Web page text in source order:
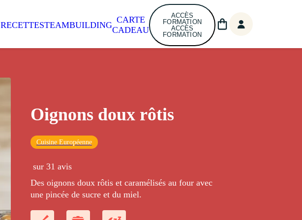
RECETTESTEAMBUILDING
CARTE
CADEAU
ACCÈS
FORMATION
ACCÈS
FORMATION
Oignons doux rôtis
Cuisine Européenne
sur 31 avis
Des oignons doux rôtis et caramélisés au four avec
une pincée de sucre et du miel.